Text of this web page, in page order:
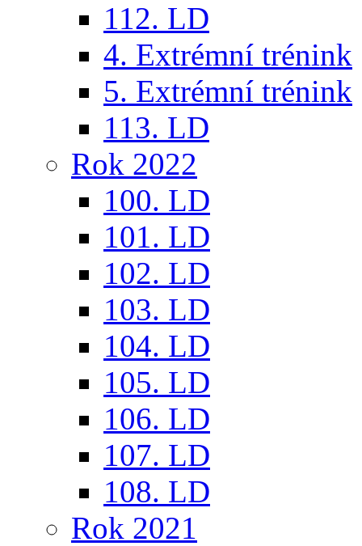
112. LD
4. Extrémní trénink
5. Extrémní trénink
113. LD
Rok 2022
100. LD
101. LD
102. LD
103. LD
104. LD
105. LD
106. LD
107. LD
108. LD
Rok 2021